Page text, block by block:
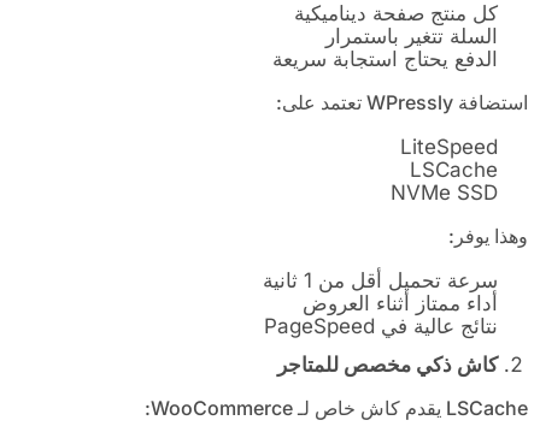
كل منتج صفحة ديناميكية
السلة تتغير باستمرار
الدفع يحتاج استجابة سريعة
استضافة WPressly تعتمد على:
LiteSpeed
LSCache
NVMe SSD
وهذا يوفر:
سرعة تحميل أقل من 1 ثانية
أداء ممتاز أثناء العروض
نتائج عالية في PageSpeed
كاش ذكي مخصص للمتاجر
LSCache يقدم كاش خاص لـ WooCommerce: